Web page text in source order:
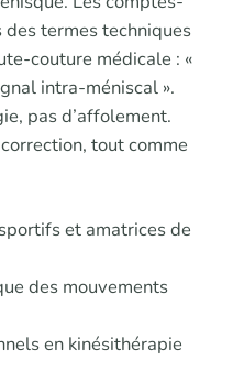
termes techniques
couture médicale : «
intra-méniscal ».
pas d’affolement.
tout comme
et amatrices de
des mouvements
en kinésithérapie